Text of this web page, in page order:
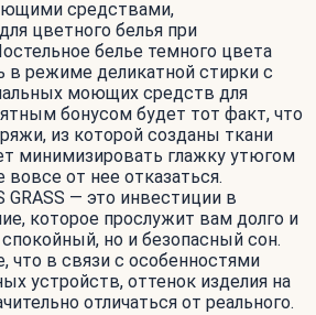
средствами,
цветного белья при
белье темного цвета
в режиме деликатной стирки с
моющих средств для
бонусом будет тот факт, что
из которой созданы ткани
минимизировать глажку утюгом
вовсе от нее отказаться.
GRASS — это инвестиции в
которое прослужит вам долго и
но и безопасный сон.
что в связи с особенностями
устройств, оттенок изделия на
отличаться от реального.